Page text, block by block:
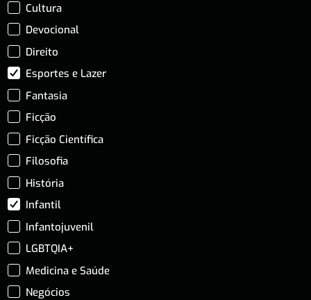
Cultura
Devocional
Direito
Esportes e Lazer
Fantasia
Ficção
Ficção Científica
Filosofia
História
Infantil
Infantojuvenil
LGBTQIA+
Medicina e Saúde
Negócios